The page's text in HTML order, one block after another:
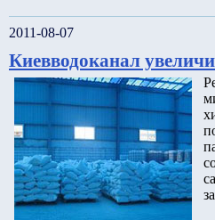
2011-08-07
Киевводоканал